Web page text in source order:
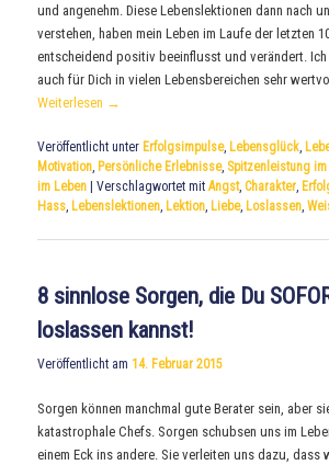
und angenehm. Diese Lebenslektionen dann nach
verstehen, haben mein Leben im Laufe der letzten
entscheidend positiv beeinflusst und verändert.
auch für Dich in vielen Lebensbereichen sehr
Weiterlesen →
Veröffentlicht unter Erfolgsimpulse, Lebensglück
Motivation Persönliche Erlebnisse, Spitzenleistung
im Leben |Verschlagwortet mit Angst,Charakter
Hass Lebenslektionen Lektion Liebe, Loslassen ,
8 sinnlose Sorgen, die Du
loslassen kannst!
Veröffentlicht am14. Februar 2015
Sorgen können manchmal gute Berater sein, aber
katastrophale Chefs. Sorgen schubsen uns im
einem Eck ins andere. Sie verleiten uns dazu, dass